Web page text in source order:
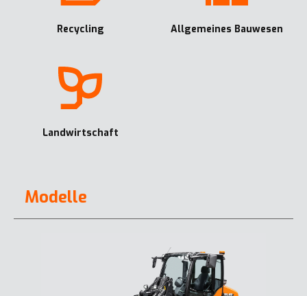
Recycling Allgemeines Bauwesen
Landwirtschaft
Modelle